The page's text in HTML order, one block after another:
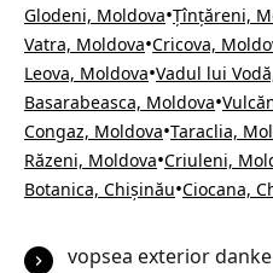
Glodeni, Moldova•Țînțăreni,
Vatra, Moldova•Cricova,
Leova, Moldova•Vadul lui
Basarabeasca, Moldova•
Congaz, Moldova•Taraclia,
Răzeni, Moldova•Criuleni,
Botanica, Chișinău•Ciocana,
vopsea exterior danke